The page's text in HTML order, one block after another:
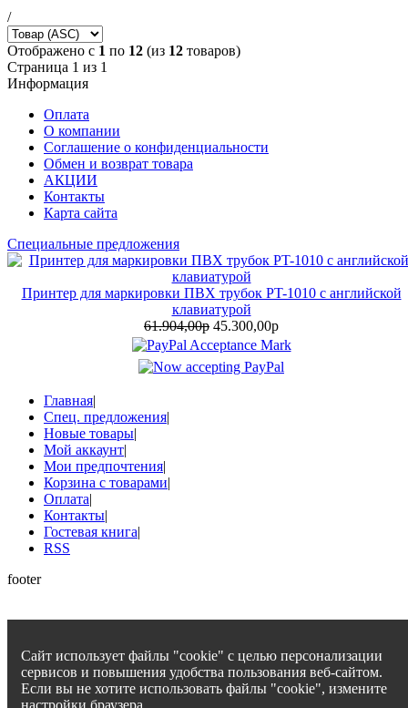
/
Отображено с 1 по 12 (из 12 товаров)
Страница 1 из 1
Информация
Оплата
О компании
Соглашение о конфиденциальности
Обмен и возврат товара
АКЦИИ
Контакты
Карта сайта
Специальные предложения
Принтер для маркировки ПВХ трубок PT-1010 с английской
клавиатурой
61.904,00р 45.300,00р
Главная|
Спец. предложения|
Новые товары|
Мой аккаунт|
Мои предпочтения|
Корзина с товарами|
Оплата|
Контакты|
Гостевая книга|
RSS
footer
Сайт использует файлы "cookie" с целью персонализации
сервисов и повышения удобства пользования веб-сайтом.
Если вы не хотите использовать файлы "cookie", измените
настройки браузера.